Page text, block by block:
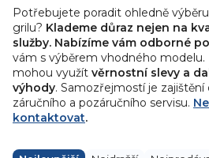
Potřebujete poradit ohledně
grilu? Klademe důraz nejen na
služby. Nabízíme vám odborné
vám s výběrem vhodného modelu.
mohou využít věrnostní slevy a
výhody. Samozřejmostí je zajištění
záručního a pozáručního servisu.
kontaktovat.